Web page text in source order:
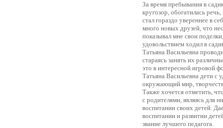
За время пребывания в
кругозор, обогатилась
стал гораздо увереннее в
много новых друзей, что
показывал мне свои
удовольствием ходил в
Татьяна Васильевна
стараясь занять их
это в интересной игровой
Татьяна Васильевна дети с
окружающий мир,
Также хочется отметить,
с родителями, являясь для
воспитании своих детей.
воспитании и развитии
звание лучшего педагога.